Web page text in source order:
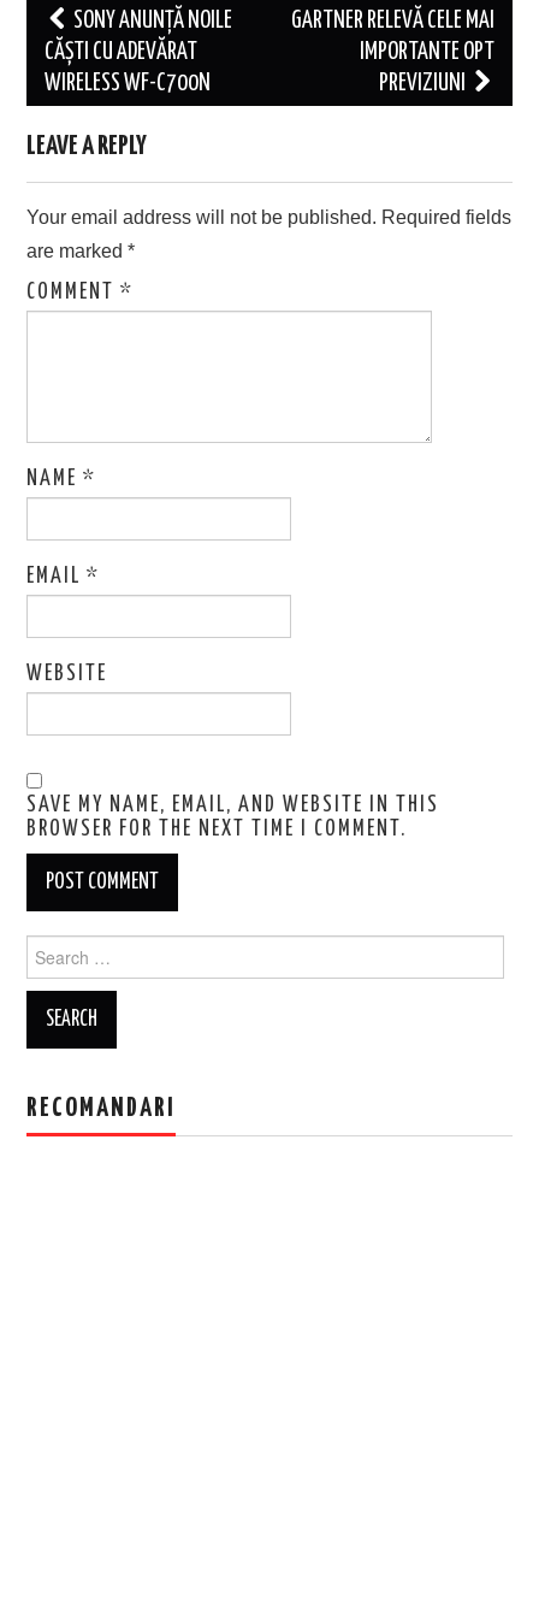
Post
navigation
SONY ANUNȚĂ NOILE
CĂȘTI CU ADEVĂRAT
WIRELESS WF-C700N
GARTNER RELEVĂ CELE MAI
IMPORTANTE OPT
PREVIZIUNI
LEAVE A REPLY
Your email address will not be published. Required fields
are marked*
COMMENT*
NAME*
EMAIL*
WEBSITE
SAVE MY NAME, EMAIL, AND WEBSITE IN THIS
BROWSER FOR THE NEXT TIME I COMMENT.
Search
for:
RECOMANDARI